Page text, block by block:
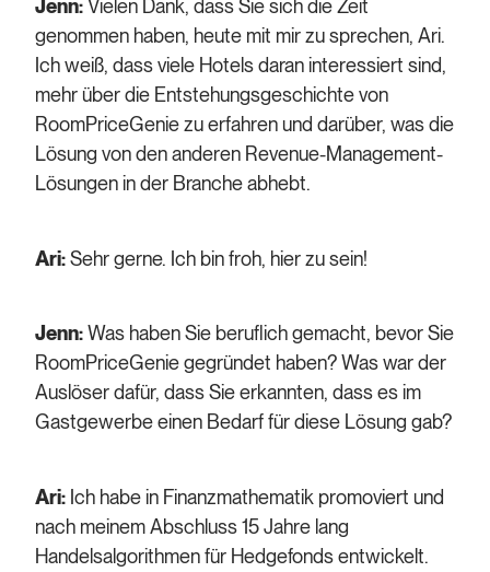
Jenn:Vielen Dank, dass Sie sich die Zeit
genommen haben, heute mit mir zu sprechen, Ari.
Ich weiß, dass viele Hotels daran interessiert sind,
mehr über die Entstehungsgeschichte von
RoomPriceGenie zu erfahren und darüber, was die
Lösung von den anderen Revenue-Management-
Lösungen in der Branche abhebt.
Ari:Sehr gerne. Ich bin froh, hier zu sein!
Jenn:Was haben Sie beruflich gemacht, bevor Sie
RoomPriceGenie gegründet haben? Was war der
Auslöser dafür, dass Sie erkannten, dass es im
Gastgewerbe einen Bedarf für diese Lösung gab?
Ari: Ich habe in Finanzmathematik promoviert und
nach meinem Abschluss 15 Jahre lang
Handelsalgorithmen für Hedgefonds entwickelt.